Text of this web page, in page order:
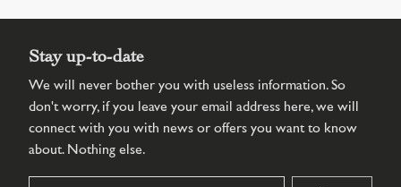
Stay up-to-date
We will never bother you with useless information. So
don't worry, if you leave your email address here, we will
connect with you with news or offers you want to know
about. Nothing else.